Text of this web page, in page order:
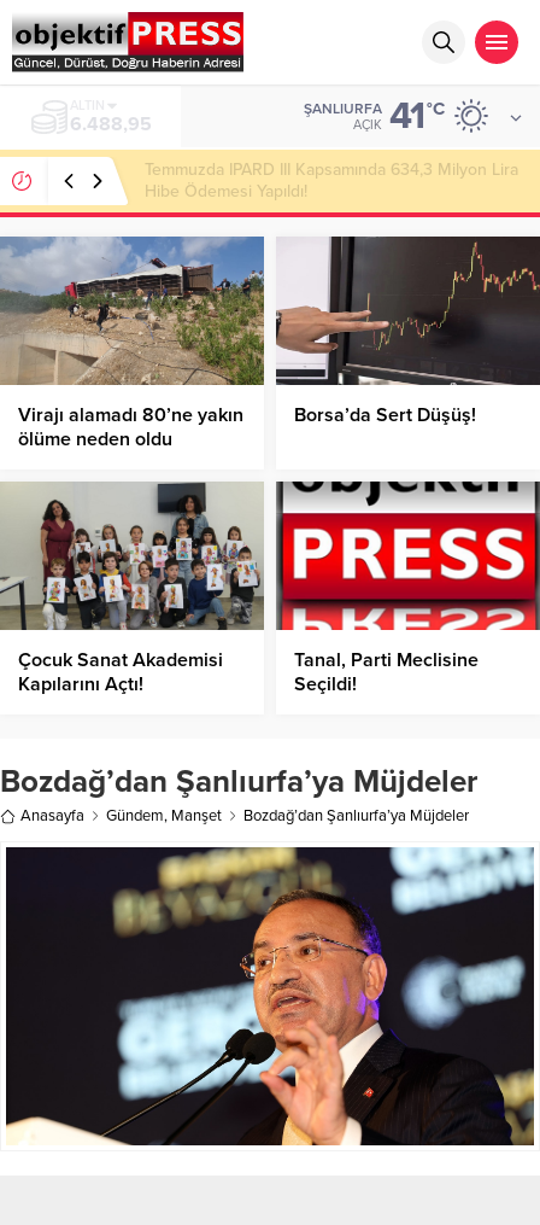
6.488,95
ŞANLIURFA
AÇIK 41°C
Temmuzda IPARD III Kapsamında 634,3 Milyon Lira
Hibe Ödemesi Yapıldı!
Virajı alamadı 80’ne yakın
ölüme neden oldu
Borsa’da Sert Düşüş!
Çocuk Sanat Akademisi
Kapılarını Açtı!
Tanal, Parti Meclisine
Seçildi!
Bozdağ’dan Şanlıurfa’ya Müjdeler
Anasayfa Gündem, Manşet Bozdağ’dan Şanlıurfa’ya Müjdeler